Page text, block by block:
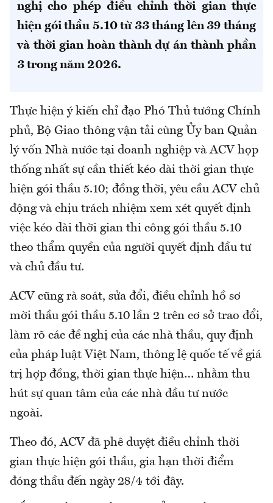
nghị cho phép điều chỉnh thời gian thực
hiện gói thầu 5.10 từ 33 tháng lên 39 tháng
và thời gian hoàn thành dự án thành phần
3 trong năm 2026.
Thực hiện ý kiến chỉ đạo Phó Thủ tướng Chính
phủ, Bộ Giao thông vận tải cùng Ủy ban Quản
lý vốn Nhà nước tại doanh nghiệp và ACV họp
thống nhất sự cần thiết kéo dài thời gian thực
hiện gói thầu 5.10; đồng thời, yêu cầu ACV chủ
động và chịu trách nhiệm xem xét quyết định
việc kéo dài thời gian thi công gói thầu 5.10
theo thẩm quyền của người quyết định đầu tư
và chủ đầu tư.
ACV cũng rà soát, sửa đổi, điều chỉnh hồ sơ
mời thầu gói thầu 5.10 lần 2 trên cơ sở trao đổi,
làm rõ các đề nghị của các nhà thầu, quy định
của pháp luật Việt Nam, thông lệ quốc tế về giá
trị hợp đồng, thời gian thực hiện… nhằm thu
hút sự quan tâm của các nhà đầu tư nước
ngoài.
Theo đó, ACV đã phê duyệt điều chỉnh thời
gian thực hiện gói thầu, gia hạn thời điểm
đóng thầu đến ngày 28/4 tới đây.